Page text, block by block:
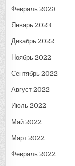
Февраль 2023
Январь 2023
Декабрь 2022
Ноябрь 2022
Сентябрь 2022
Август 2022
Июль 2022
Май 2022
Март 2022
Февраль 2022